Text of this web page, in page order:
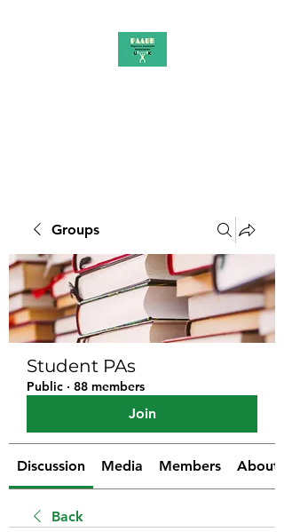
Groups
Student PAs
Public · 88 members
Join
Discussion Media Members About
Back